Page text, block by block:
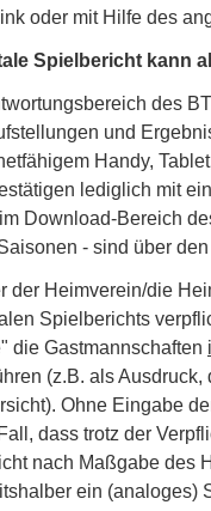
oder mit Hilfe des
Spielbericht kann
des
und
Handy,
lediglich mit
Download-Bereich
- sind über
der Heimverein/die
Spielberichts
die Gastmannschaften
(z.B. als
Ohne Eingabe
dass trotz der
nach Maßgabe des
ein (analoges)